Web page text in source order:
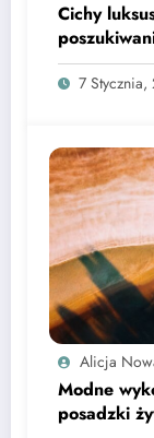
Cichy
nadmiaru
7
Alicja
Modne
posadzki